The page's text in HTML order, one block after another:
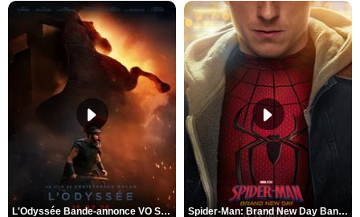
L'Odyssée Bande-annonce VO STFR Spider-Man: Brand New Day Bande-annonce VO STFR